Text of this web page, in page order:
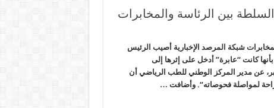
بين الرئاسة والمخابرات
شبكة المرصد الإخبارية أصيب الرئيس
كانت “عابرة” أدخل على إثرها إلى
عن مدير المركز الوطني للطب الرياضي أن
لمواصلة فحوصاته“. وأضافت …